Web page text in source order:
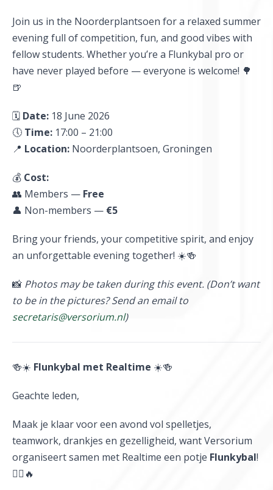
Join us in the Noorderplantsoen for a relaxed summer
evening full of competition, fun, and good vibes with
fellow students. Whether you’re a Flunkybal pro or
have never played before — everyone is welcome! 🌳
🍺
🗓 Date: 18 June 2026
🕔 Time: 17:00 – 21:00
📍 Location: Noorderplantsoen, Groningen
💰 Cost:
👥 Members — Free
👤 Non-members — €5
Bring your friends, your competitive spirit, and enjoy
an unforgettable evening together! ☀️🍻
📸 Photos may be taken during this event. (Don’t want
to be in the pictures? Send an email to
secretaris@versorium.nl)
🍻☀️ Flunkybal met Realtime ☀️🍻
Geachte leden,
Maak je klaar voor een avond vol spelletjes,
teamwork, drankjes en gezelligheid, want Versorium
organiseert samen met Realtime een potje Flunkybal!
🏃‍♂️🔥